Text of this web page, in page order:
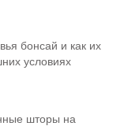
бонсай и как их
условиях
шторы на